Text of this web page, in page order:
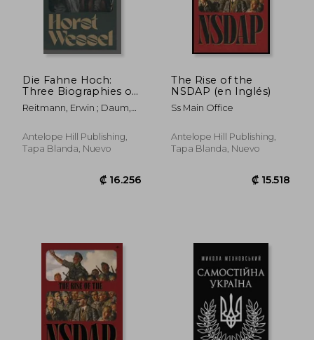
Die Fahne Hoch:
Three Biographies of
Horst Wessel (en
Inglés)
Reitmann, Erwin ; Daum,
Antelope Hill Publishing,
Tapa Blanda, Nuevo
The Rise of the
NSDAP (en Inglés)
Ss Main Office
Antelope Hill Publishing,
Tapa Blanda, Nuevo